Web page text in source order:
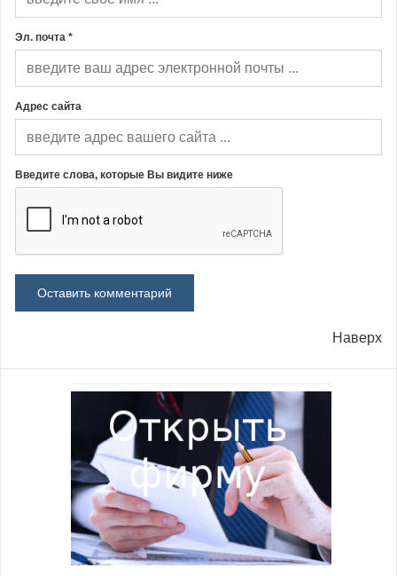
Эл. почта *
Адрес сайта
Введите слова, которые Вы видите ниже
Наверх